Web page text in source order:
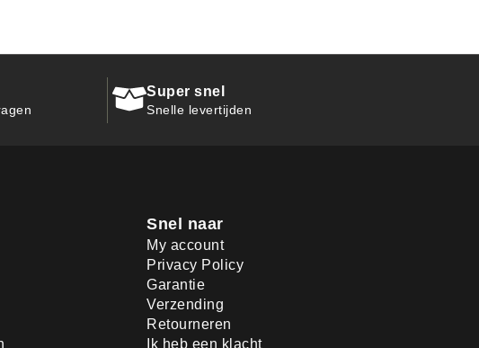
Super snel
Snelle levertijden
Snel naar
My account
Privacy Policy
Garantie
Verzending
Retourneren
Ik heb een klacht